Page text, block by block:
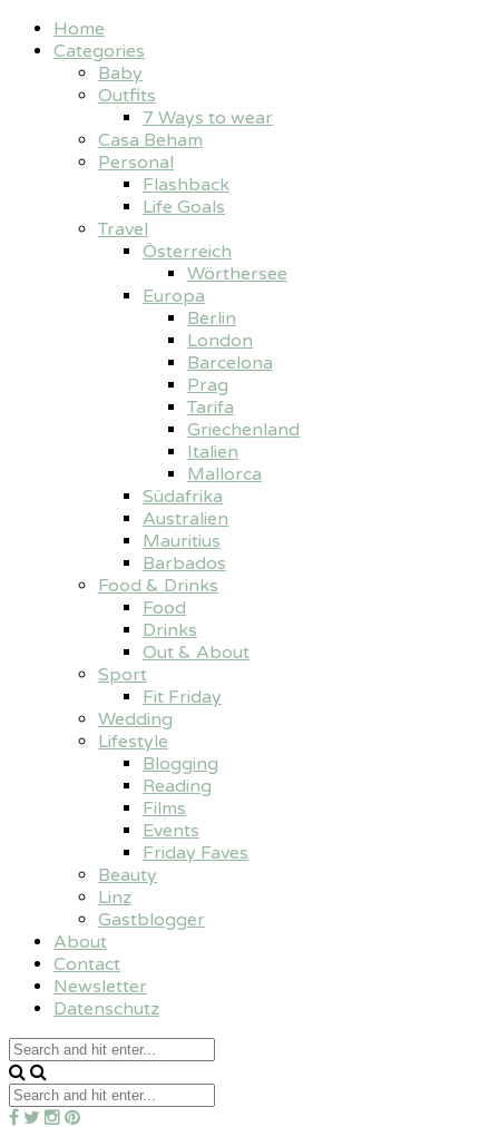
Home
Categories
Baby
Outfits
7 Ways to wear
Casa Beham
Personal
Flashback
Life Goals
Travel
Österreich
Wörthersee
Europa
Berlin
London
Barcelona
Prag
Tarifa
Griechenland
Italien
Mallorca
Südafrika
Australien
Mauritius
Barbados
Food & Drinks
Food
Drinks
Out & About
Sport
Fit Friday
Wedding
Lifestyle
Blogging
Reading
Films
Events
Friday Faves
Beauty
Linz
Gastblogger
About
Contact
Newsletter
Datenschutz